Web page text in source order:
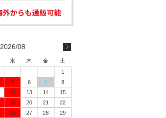
2026/08
水 木 金
土
1
5 6 7
8
12 13 14
15
19 20 21
22
26 27 28
29